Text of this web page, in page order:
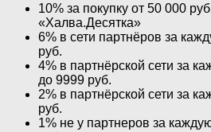
10% за покупку от 50 000
«Халва.Десятка»
6% в сети партнёров за
руб.
4% в партнёрской сети за
до 9999 руб.
2% в партнёрской сети за
руб.
1% не у партнеров за